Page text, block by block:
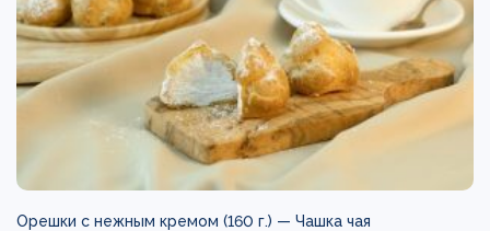
Орешки с нежным кремом (160 г.) — Чашка чая